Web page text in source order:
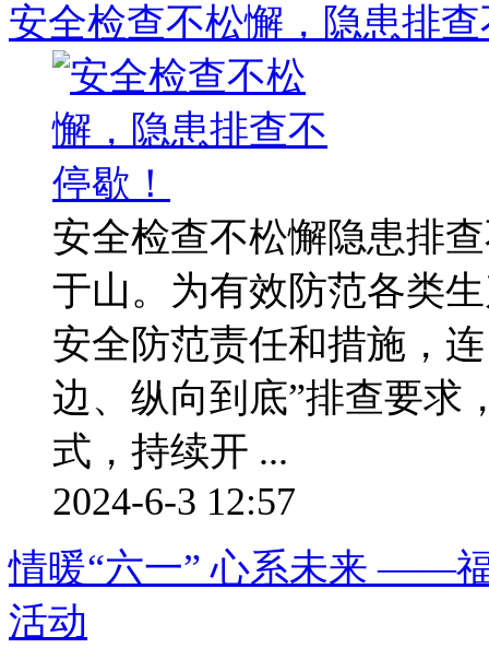
安全检查不松懈，隐患排
安全检查不松懈隐患排
于山。为有效防范各类
安全防范责任和措施，
边、纵向到底”排查要求
式，持续开 ...
2024-6-3 12:57
情暖“六一” 心系未来 ——
活动